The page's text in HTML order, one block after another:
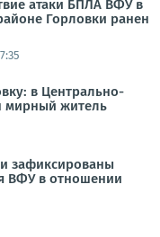
атаки БПЛА ВФУ в
Горловки ранен
в Центрально-
мирный житель
зафиксированы
ВФУ в отношении